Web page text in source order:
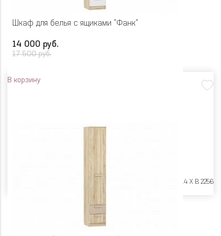
Шкаф для белья с ящиками "Фанк"
14 000 руб.
17 500 руб.
В корзину
Ш 402 X Г 414 X В 2256